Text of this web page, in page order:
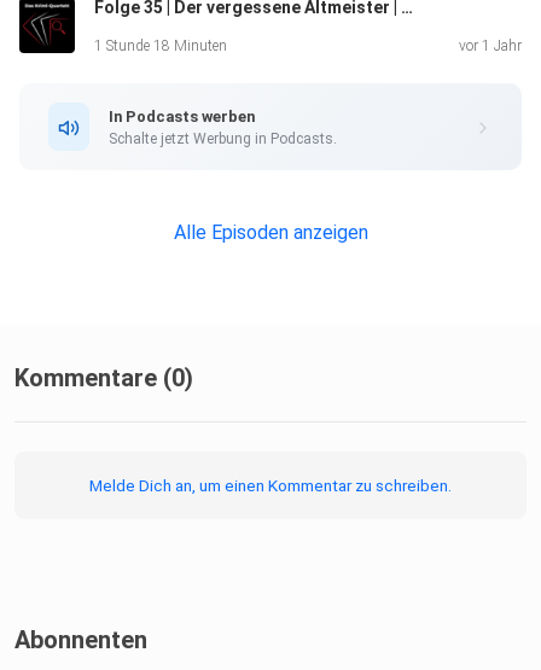
– 11:09 Deepdive und Verabschiedung
So bleiben wir in Verbindung:
– Instagram | Facebook |
Folge 35 | Der vergessene Altmeister | Edgar Wallace: Das Indische Tuch
1 Stunde 18 Minuten vor 1 Jahr
In Podcasts werben
Schalte jetzt Werbung in Podcasts.
Alle Episoden anzeigen
Kommentare (0)
Melde Dich an, um einen Kommentar zu schreiben.
Abonnenten